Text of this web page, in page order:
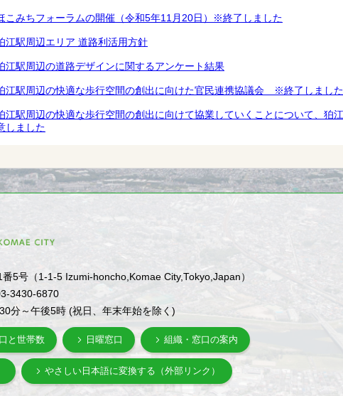
こみちフォーラムの開催（令和5年11月20日）※終了しました
江駅周辺エリア 道路利活用方針
江駅周辺の道路デザインに関するアンケート結果
江駅周辺の快適な歩行空間の創出に向けた官民連携協議会 ※終了しました
江駅周辺の快適な歩行空間の創出に向けて協業していくことについて、狛
しました
5号（1-1-5 Izumi-honcho,Komae City,Tokyo,Japan）
3430-6870
分～午後5時 (祝日、年末年始を除く)
と世帯数 日曜窓口 組織・窓口の案内
やさしい日本語に変換する（外部リンク）